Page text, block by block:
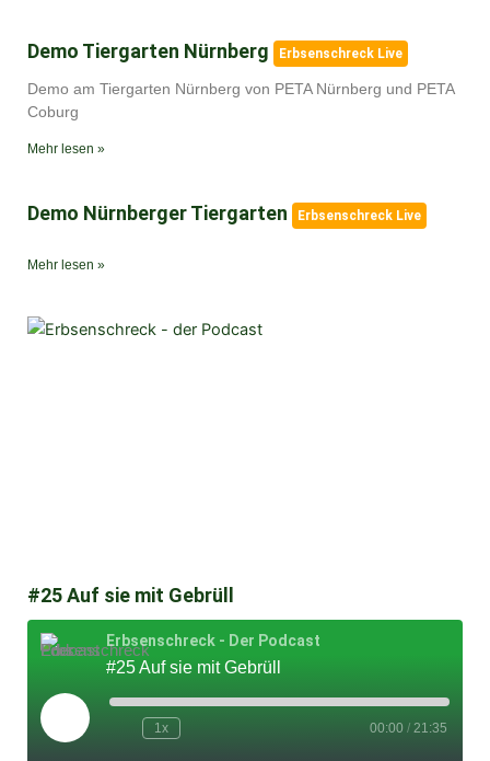
Demo Tiergarten Nürnberg Erbsenschreck Live
Demo am Tiergarten Nürnberg von PETA Nürnberg und PETA
Coburg
Mehr lesen »
Demo Nürnberger Tiergarten Erbsenschreck Live
Mehr lesen »
#25 Auf sie mit Gebrüll
Erbsenschreck - Der Podcast
#25 Auf sie mit Gebrüll
Play
Episode
1x 00:00 / 21:35